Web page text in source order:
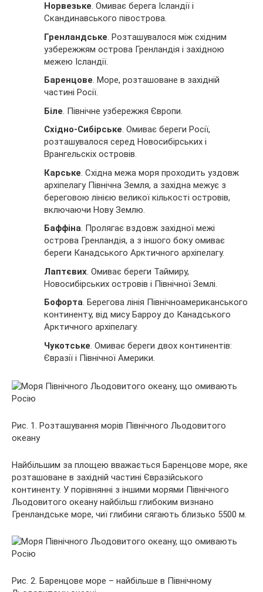
Норвезьке. Омиває берега Ісландії і
Скандинавського півострова.
Гренландське. Розташувалося між східним
узбережжям острова Гренландія і західною
межею Ісландії.
Баренцове. Море, розташоване в західній
частині Росії.
Біле. Північне узбережжя Європи.
Східно-Сибірське. Омиває береги Росії,
розташувалося серед Новосибірських і
Врангельскіх островів.
Карське. Східна межа моря проходить уздовж
архіпелагу Північна Земля, а західна межує з
береговою лінією великої кількості островів,
включаючи Нову Землю.
Баффіна. Пролягає вздовж західної межі
острова Гренландія, а з іншого боку омиває
береги Канадського Арктичного архіпелагу.
Лаптєвих. Омиває береги Таймиру,
Новосибірських островів і Північної Землі.
Бофорта. Берегова лінія Північноамериканського
континенту, від мису Барроу до Канадського
Арктичного архіпелагу.
Чукотське. Омиває береги двох континентів:
Євразії і Північної Америки.
Рис. 1. Розташування морів Північного Льодовитого
океану
Найбільшим за площею вважається Баренцове море, яке
розташоване в західній частині Євразійського
континенту. У порівнянні з іншими морями Північного
Льодовитого океану найбільш глибоким визнано
Гренландське море, чиї глибини сягають близько 5500 м.
Рис. 2. Баренцове море – найбільше в Північному